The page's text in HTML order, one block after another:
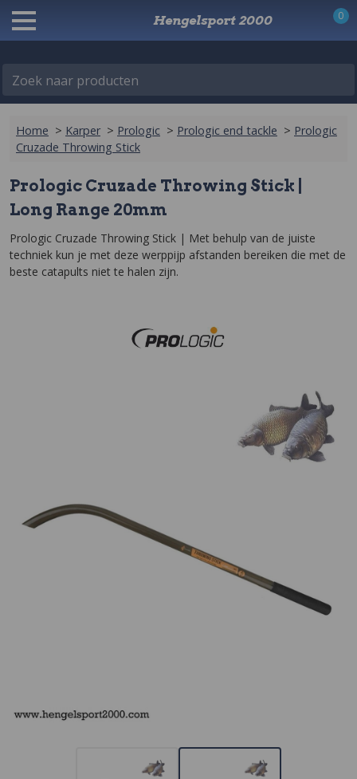
Zoek naar producten
Hengelsport 2000 0
Home > Karper > Prologic > Prologic end tackle > Prologic
Cruzade Throwing Stick
Prologic Cruzade Throwing Stick |
Long Range 20mm
Prologic Cruzade Throwing Stick | Met behulp van de juiste
techniek kun je met deze werppijp afstanden bereiken die met de
beste catapults niet te halen zijn.